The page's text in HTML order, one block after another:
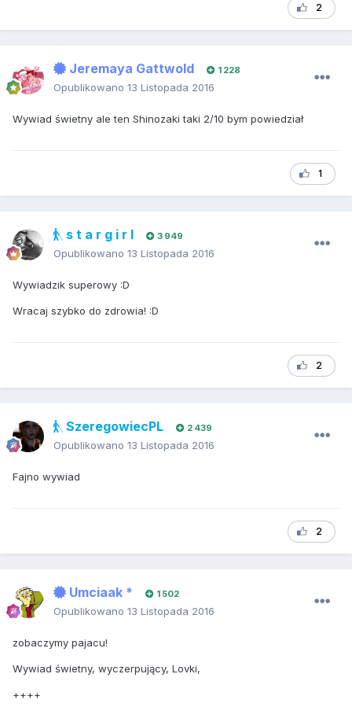
2
Jeremaya Gattwold 1 228
Opublikowano 13 Listopada 2016
Wywiad świetny ale ten Shinozaki taki 2/10 bym powiedział
1
s t a r g i r l 3 949
Opublikowano 13 Listopada 2016
Wywiadzik superowy :D
Wracaj szybko do zdrowia! :D
2
SzeregowiecPL 2 439
Opublikowano 13 Listopada 2016
Fajno wywiad
2
Umciaak * 1 502
Opublikowano 13 Listopada 2016
zobaczymy pajacu!
Wywiad świetny, wyczerpujący, Lovki,
++++